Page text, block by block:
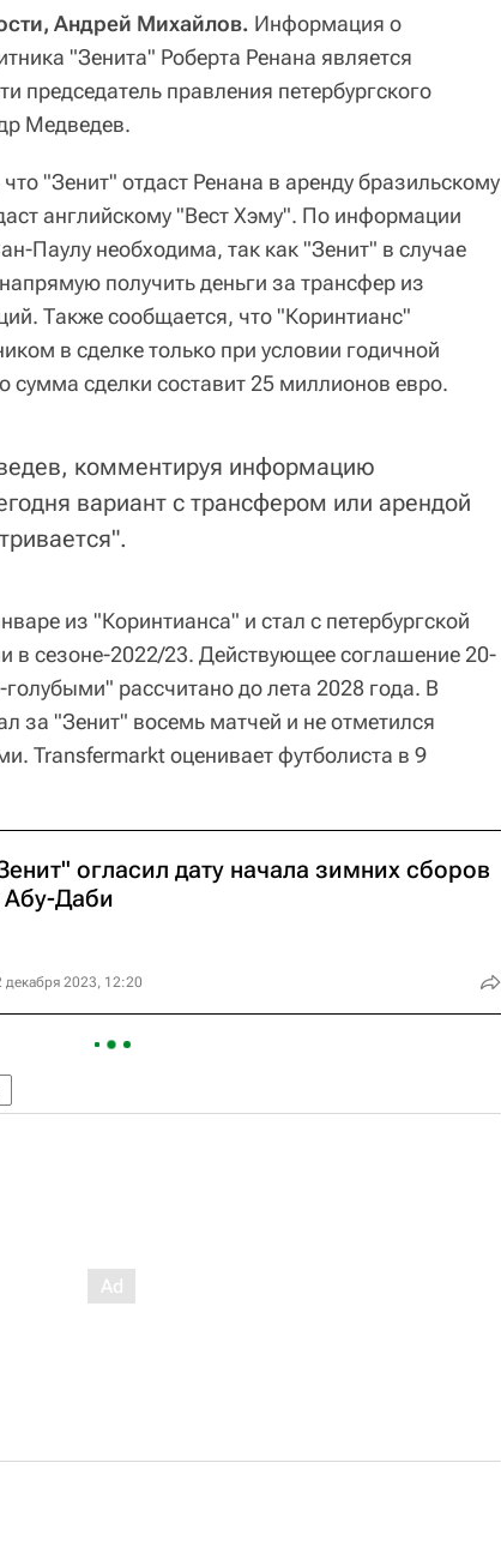
Андрей Михайлов. Информация о
"Зенита" Роберта Ренана является
председатель правления петербургского
Медведев.
"Зенит" отдаст Ренана в аренду бразильскому
английскому "Вест Хэму". По информации
Паулу необходима, так как "Зенит" в случае
получить деньги за трансфер из
Также сообщается, что "Коринтианс"
в сделке только при условии годичной
сумма сделки составит 25 миллионов евро.
комментируя информацию
вариант с трансфером или арендой
из "Коринтианса" и стал с петербургской
в сезоне-2022/23. Действующее соглашение 20-
голубыми" рассчитано до лета 2028 года. В
за "Зенит" восемь матчей и не отметился
Transfermarkt оценивает футболиста в 9
огласил дату начала зимних сборов
Абу-Даби
декабря 2023, 12:20